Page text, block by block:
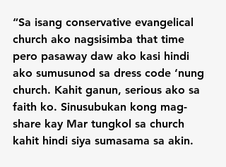
“Sa isang conservative evangelical
church ako nagsisimba that time
pero pasaway daw ako kasi hindi
ako sumusunod sa dress code ‘nung
church. Kahit ganun, serious ako sa
faith ko. Sinusubukan kong mag-
share kay Mar tungkol sa church
kahit hindi siya sumasama sa akin.